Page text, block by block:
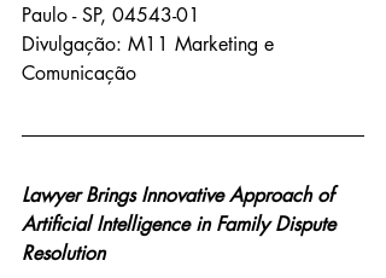
Paulo - SP, 04543-01
Divulgação: M11 Marketing e
Comunicação
Lawyer Brings Innovative Approach of
Artificial Intelligence in Family Dispute
Resolution